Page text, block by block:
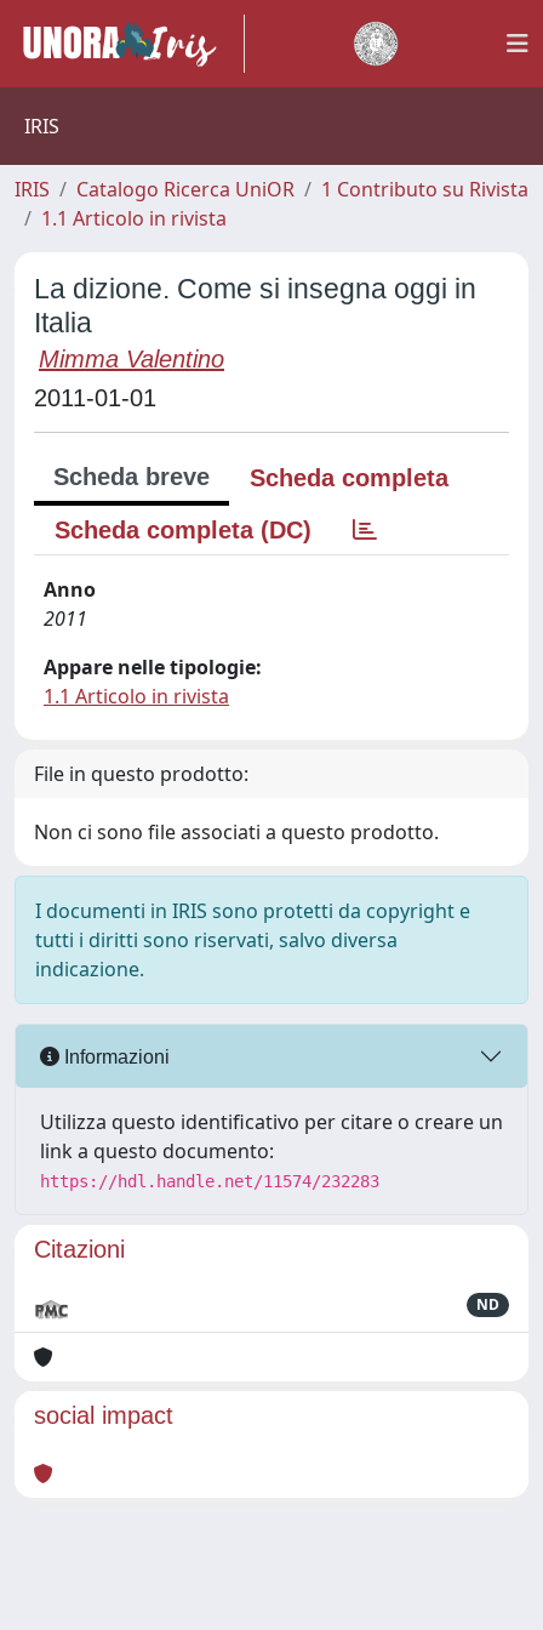
IRIS
IRIS Catalogo Ricerca UniOR
1 Contributo su Rivista
1.1 Articolo in rivista
La dizione. Come si insegna oggi in
Italia
Mimma Valentino
2011-01-01
Scheda breve
Scheda completa
Scheda completa (DC)
Anno
2011
Appare nelle tipologie:
1.1 Articolo in rivista
File in questo prodotto:
Non ci sono file associati a questo prodotto.
I documenti in IRIS sono protetti da copyright e
tutti i diritti sono riservati, salvo diversa
indicazione.
Informazioni
Utilizza questo identificativo per citare o creare un
link a questo documento:
https://hdl.handle.net/11574/232283
Citazioni
ND
social impact